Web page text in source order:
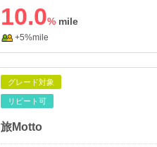
10.0%
+5%mile
グレード対象
リピート可
旅Motto